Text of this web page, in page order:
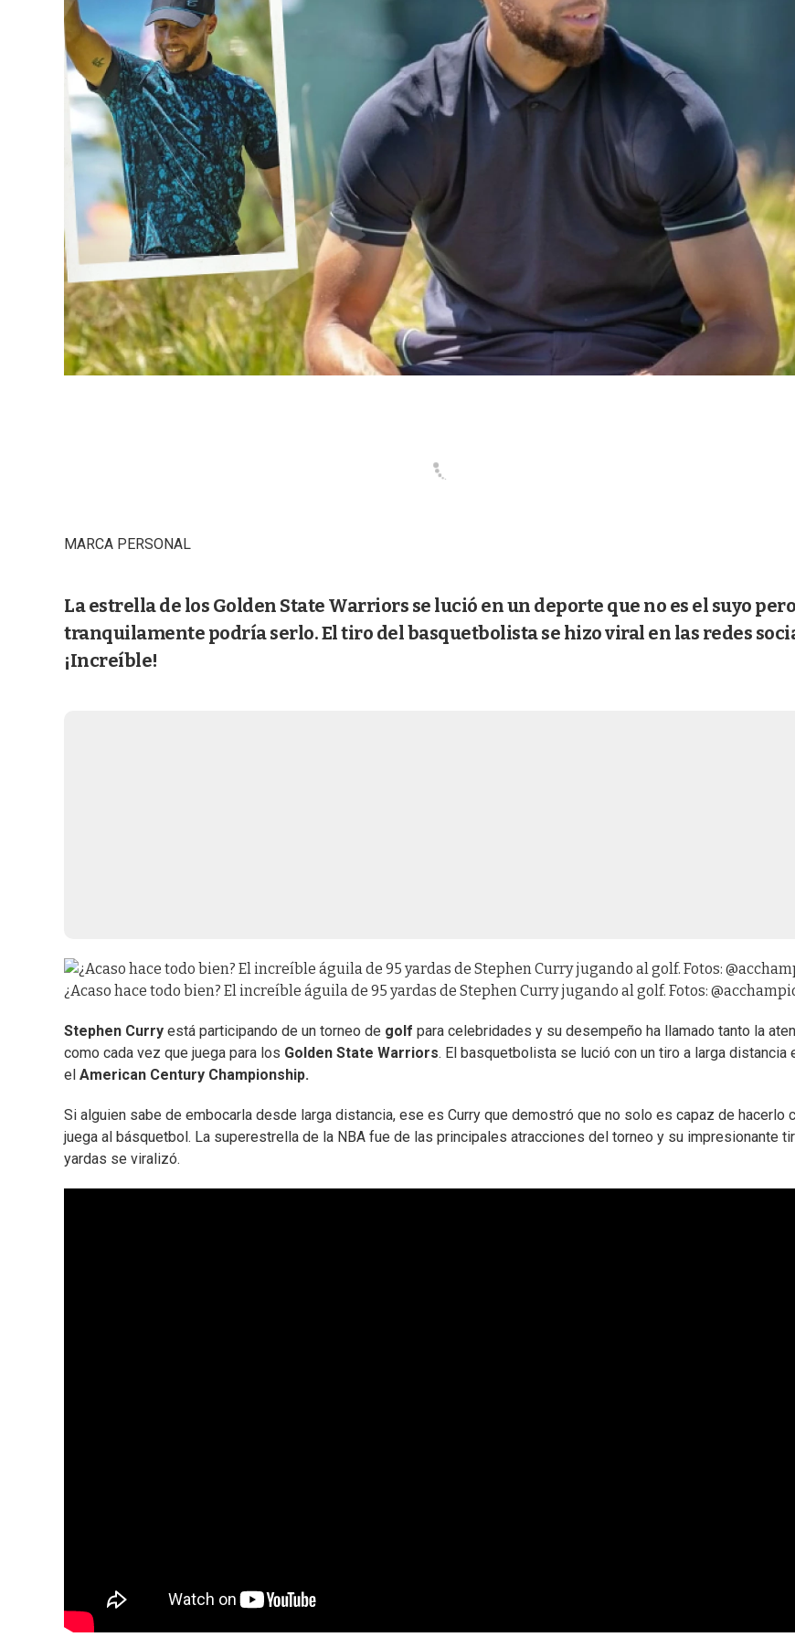
MARCA PERSONAL
La estrella de los Golden State Warriors se lució en un deporte que no es el suyo pero
tranquilamente podría serlo. El tiro del basquetbolista se hizo viral en las redes
¡Increíble!
¿Acaso hace todo bien? El increíble águila de 95 yardas de Stephen Curry jugando al golf. Fotos:
Stephen Curry está participando de un torneo de golf para celebridades y su desempeño ha llamado tanto la
como cada vez que juega para los Golden State Warriors. El basquetbolista se lució con un tiro a larga distancia
el American Century Championship.
Si alguien sabe de embocarla desde larga distancia, ese es Curry que demostró que no solo es capaz de hacerlo
juega al básquetbol. La superestrella de la NBA fue de las principales atracciones del torneo y su impresionante
yardas se viralizó.